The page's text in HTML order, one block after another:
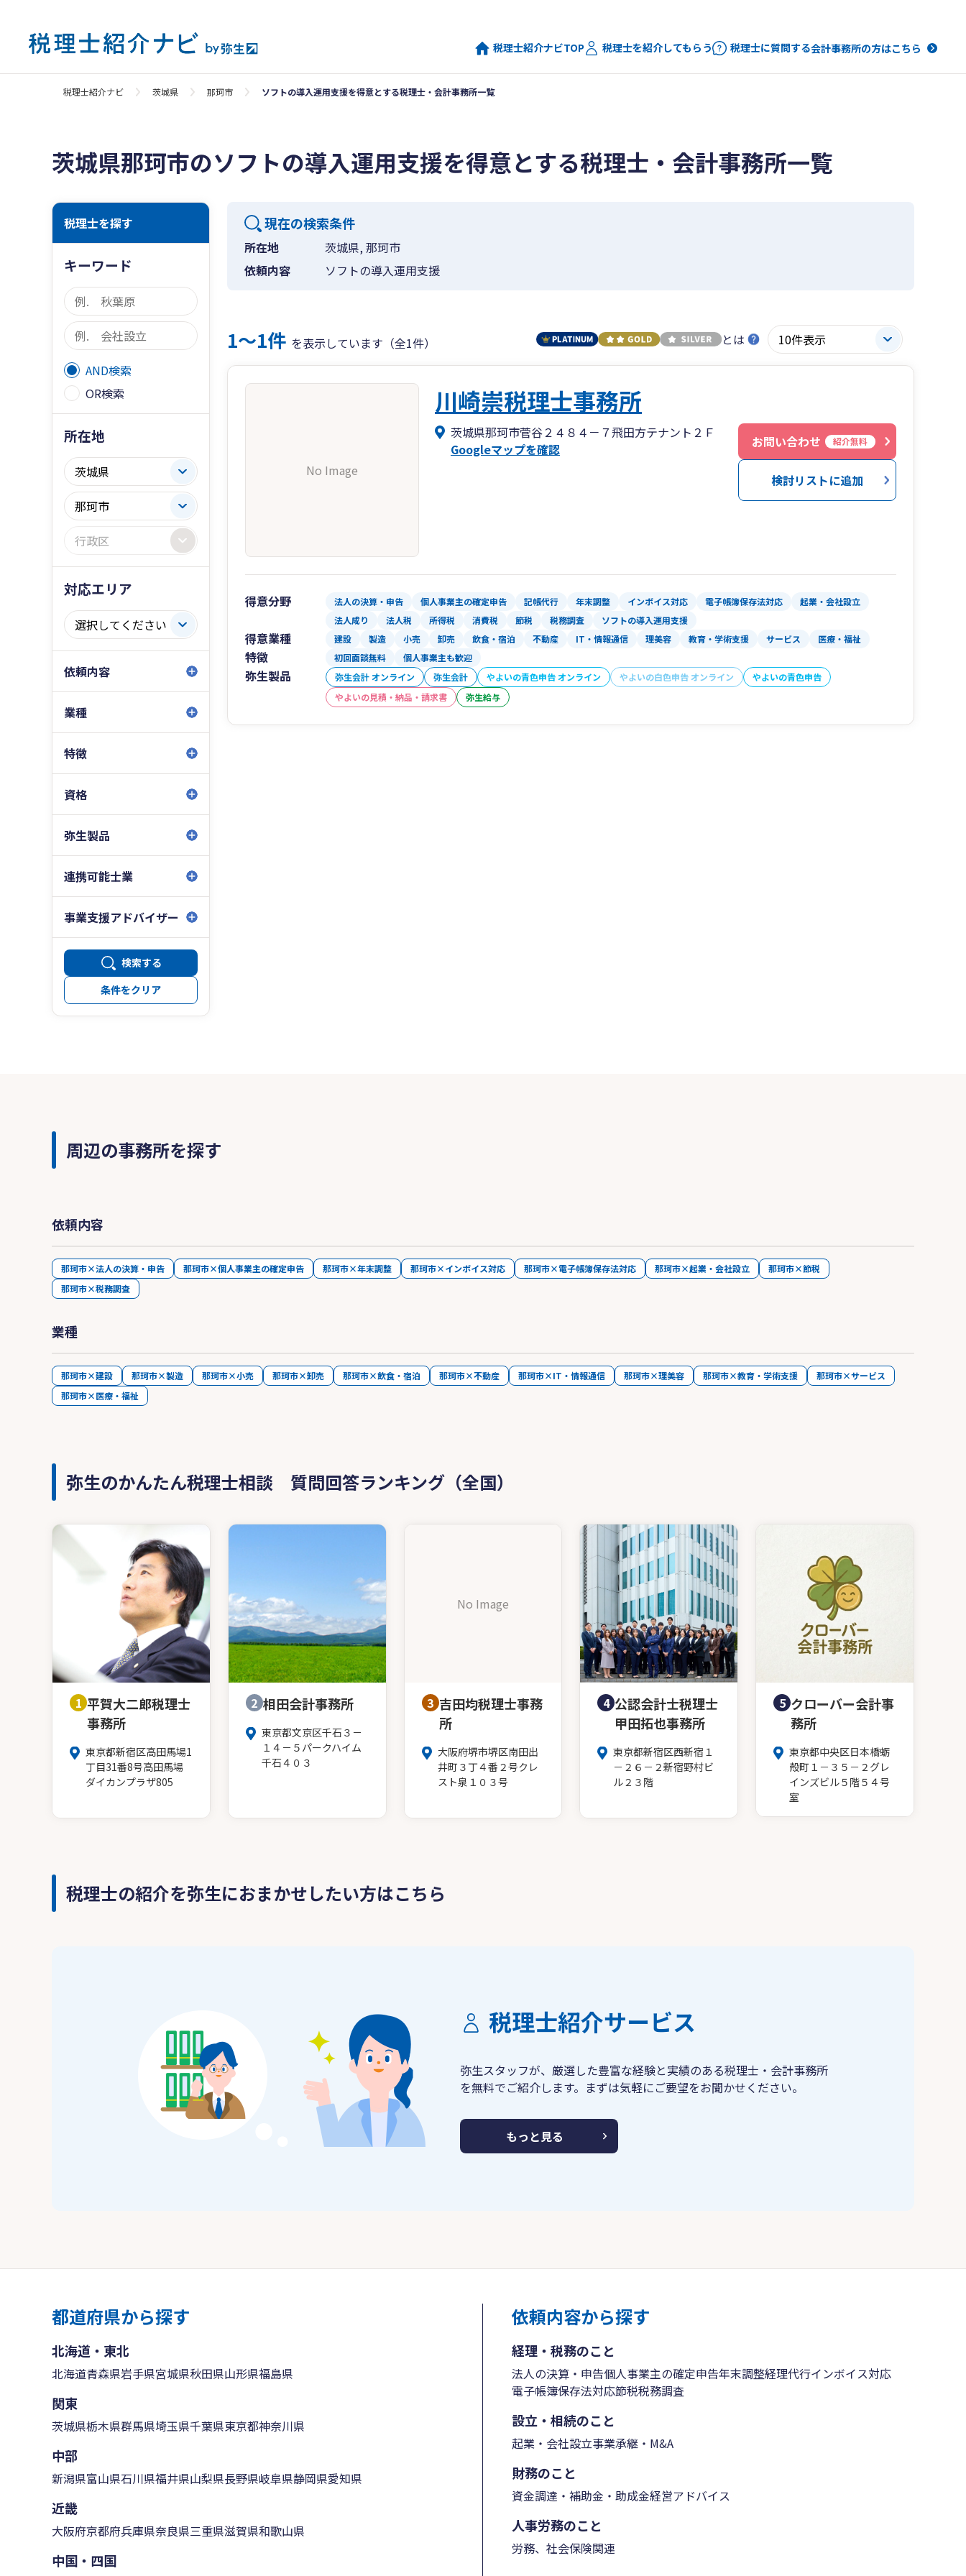
税理士紹介ナビTOP 税理士を紹介してもらう 税理士に質問する会計事務所の方はこちら
税理士紹介ナビ 茨城県 那珂市 ソフトの導入運用支援を得意とする税理士・会計事務所一覧
茨城県那珂市のソフトの導入運用支援を得意とする税理士・会計事務所一覧
税理士を探す
キーワード
AND検索
OR検索
所在地
対応エリア
依頼内容
業種
特徴
資格
弥生製品
連携可能士業
事業支援アドバイザー
検索する
条件をクリア
現在の検索条件
所在地
茨城県, 那珂市
依頼内容
ソフトの導入運用支援
1〜1件 を表示しています（全1件） とは
No Image
川崎崇税理士事務所
茨城県那珂市菅谷２４８４－７飛田方テナント２Ｆ
Googleマップを確認
お問い合わせ 紹介無料
検討リストに追加
得意分野 法人の決算・申告 個人事業主の確定申告 記帳代行 年末調整 インボイス対応 電子帳簿保存法対応
起業・会社設立
法人成り
法人税 所得税 消費税 節税 税務調査 ソフトの導入運用支援
得意業種 建設 製造 小売 卸売 飲食・宿泊 不動産 IT・情報通信 理美容 教育・学術支援 サービス 医療・福祉
特徴 初回面談無料 個人事業主も歓迎
弥生製品 弥生会計 オンライン 弥生会計 やよいの青色申告 オンライン やよいの白色申告 オンライン
やよいの青色申告
やよいの見積・納品・請求書
弥生給与
周辺の事務所を探す
依頼内容
那珂市×法人の決算・申告 那珂市×個人事業主の確定申告 那珂市×年末調整 那珂市×インボイス対応 那珂市×電子帳簿保存法対応 那珂市×起業・会社設立
那珂市×節税
那珂市×税務調査
業種
那珂市×建設 那珂市×製造 那珂市×小売 那珂市×卸売 那珂市×飲食・宿泊 那珂市×不動産 那珂市×IT・情報通信 那珂市×理美容 那珂市×教育・学術支援
那珂市×サービス
那珂市×医療・福祉
弥生のかんたん税理士相談 質問回答ランキング（全国）
1 平賀大二郎税理士
事務所
東京都新宿区高田馬場1
丁目31番8号高田馬場
ダイカンプラザ805
2 相田会計事務所
東京都文京区千石３－
１４－５パークハイム
千石４０３
No Image
3 吉田均税理士事務
所
大阪府堺市堺区南田出
井町３丁４番２号クレ
スト泉１０３号
4 公認会計士税理士
甲田拓也事務所
東京都新宿区西新宿１
－２６－２新宿野村ビ
ル２３階
5 クローバー会計事
務所
東京都中央区日本橋蛎
殻町１－３５－２グレ
インズビル５階５４号
室
税理士の紹介を弥生におまかせしたい方はこちら
税理士紹介サービス
弥生スタッフが、厳選した豊富な経験と実績のある税理士・会計事務所
を無料でご紹介します。まずは気軽にご要望をお聞かせください。
もっと見る
都道府県から探す
北海道・東北
北海道青森県岩手県宮城県秋田県山形県福島県
関東
茨城県栃木県群馬県埼玉県千葉県東京都神奈川県
中部
新潟県富山県石川県福井県山梨県長野県岐阜県静岡県愛知県
近畿
大阪府京都府兵庫県奈良県三重県滋賀県和歌山県
中国・四国
依頼内容から探す
経理・税務のこと
法人の決算・申告個人事業主の確定申告年末調整経理代行インボイス対応
電子帳簿保存法対応節税税務調査
設立・相続のこと
起業・会社設立事業承継・M&A
財務のこと
資金調達・補助金・助成金経営アドバイス
人事労務のこと
労務、社会保険関連